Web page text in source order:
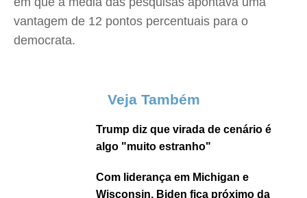
vantagem de 12 pontos percentuais para o
democrata.
Veja Também
Trump diz que virada de cenário é
algo "muito estranho"
Com liderança em Michigan e
Wisconsin, Biden fica próximo da